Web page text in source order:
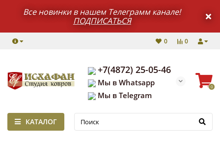
Все новинки в нашем Телеграмм канале!
ПОДПИСАТЬСЯ
0
0
+7(4872) 25-05-46
Мы в Whatsapp
Мы в Telegram
0
КАТАЛОГ